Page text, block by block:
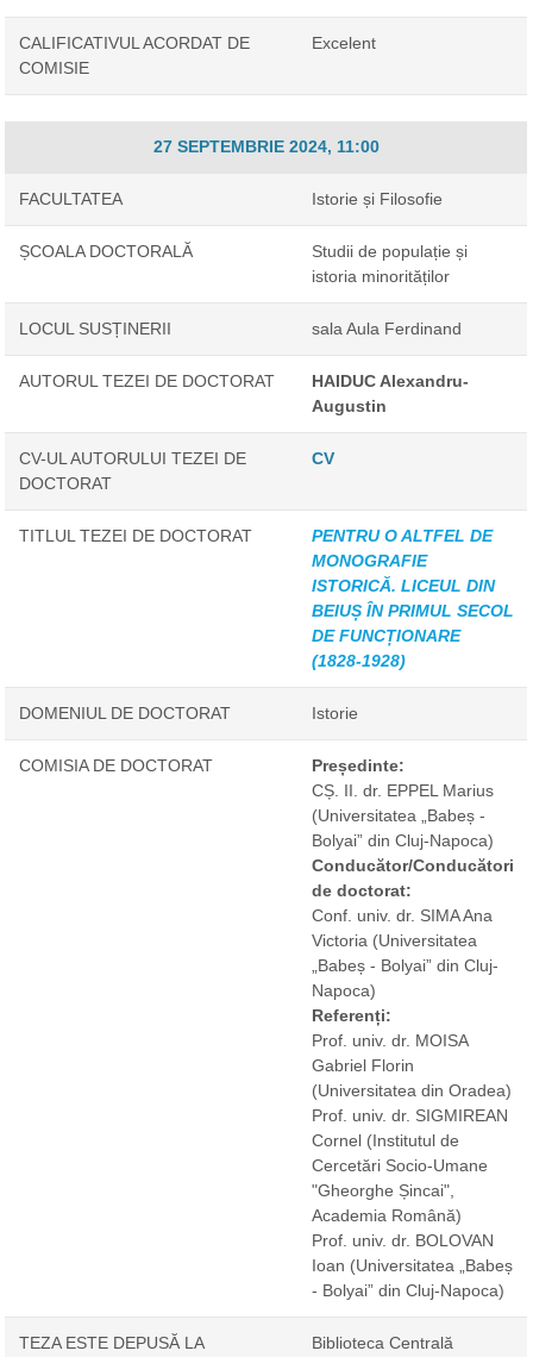
CALIFICATIVUL ACORDAT DE
COMISIE
Excelent
27 SEPTEMBRIE 2024, 11:00
FACULTATEA Istorie și Filosofie
ȘCOALA DOCTORALĂ
Studii de populație și
istoria minorităților
LOCUL SUSȚINERII sala Aula Ferdinand
AUTORUL TEZEI DE DOCTORAT
HAIDUC Alexandru-
Augustin
CV-UL AUTORULUI TEZEI DE
DOCTORAT
CV
TITLUL TEZEI DE DOCTORAT
PENTRU O ALTFEL DE
MONOGRAFIE
ISTORICĂ. LICEUL DIN
BEIUȘ ÎN PRIMUL SECOL
DE FUNCȚIONARE
(1828-1928)
DOMENIUL DE DOCTORAT Istorie
COMISIA DE DOCTORAT
Președinte:
CȘ. II. dr. EPPEL Marius
(Universitatea „Babeș -
Bolyai” din Cluj-Napoca)
Conducător/Conducători
de doctorat:
Conf. univ. dr. SIMA Ana
Victoria (Universitatea
„Babeș - Bolyai” din Cluj-
Napoca)
Referenți:
Prof. univ. dr. MOISA
Gabriel Florin
(Universitatea din Oradea)
Prof. univ. dr. SIGMIREAN
Cornel (Institutul de
Cercetări Socio-Umane
"Gheorghe Șincai",
Academia Română)
Prof. univ. dr. BOLOVAN
Ioan (Universitatea „Babeș
- Bolyai” din Cluj-Napoca)
TEZA ESTE DEPUSĂ LA
Biblioteca Centrală